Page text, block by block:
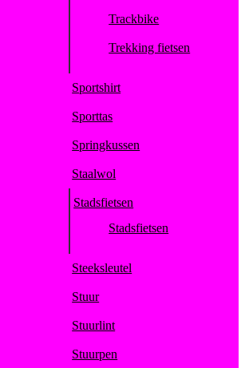
Trackbike
Trekking fietsen
Sportshirt
Sporttas
Springkussen
Staalwol
Stadsfietsen
Stadsfietsen
Steeksleutel
Stuur
Stuurlint
Stuurpen